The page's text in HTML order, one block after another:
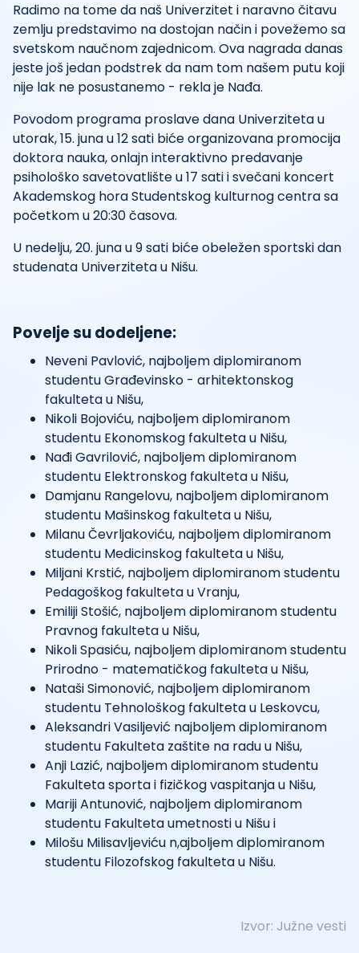
Radimo na tome da naš Univerzitet i naravno čitavu
zemlju predstavimo na dostojan način i povežemo sa
svetskom naučnom zajednicom. Ova nagrada danas
jeste još jedan podstrek da nam tom našem putu koji
nije lak ne posustanemo - rekla je Nađa.
Povodom programa proslave dana Univerziteta u
utorak, 15. juna u 12 sati biće organizovana promocija
doktora nauka, onlajn interaktivno predavanje
psihološko savetovatlište u 17 sati i svečani koncert
Akademskog hora Studentskog kulturnog centra sa
početkom u 20:30 časova.
U nedelju, 20. juna u 9 sati biće obeležen sportski dan
studenata Univerziteta u Nišu.
Povelje su dodeljene:
Neveni Pavlović, najboljem diplomiranom
studentu Građevinsko - arhitektonskog
fakulteta u Nišu,
Nikoli Bojoviću, najboljem diplomiranom
studentu Ekonomskog fakulteta u Nišu,
Nađi Gavrilović, najboljem diplomiranom
studentu Elektronskog fakulteta u Nišu,
Damjanu Rangelovu, najboljem diplomiranom
studentu Mašinskog fakulteta u Nišu,
Milanu Čevrljakoviću, najboljem diplomiranom
studentu Medicinskog fakulteta u Nišu,
Miljani Krstić, najboljem diplomiranom studentu
Pedagoškog fakulteta u Vranju,
Emiliji Stošić, najboljem diplomiranom studentu
Pravnog fakulteta u Nišu,
Nikoli Spasiću, najboljem diplomiranom studentu
Prirodno - matematičkog fakulteta u Nišu,
Nataši Simonović, najboljem diplomiranom
studentu Tehnološkog fakulteta u Leskovcu,
Aleksandri Vasiljević najboljem diplomiranom
studentu Fakulteta zaštite na radu u Nišu,
Anji Lazić, najboljem diplomiranom studentu
Fakulteta sporta i fizičkog vaspitanja u Nišu,
Mariji Antunović, najboljem diplomiranom
studentu Fakulteta umetnosti u Nišu i
Milošu Milisavljeviću n,ajboljem diplomiranom
studentu Filozofskog fakulteta u Nišu.
Izvor: Južne vesti